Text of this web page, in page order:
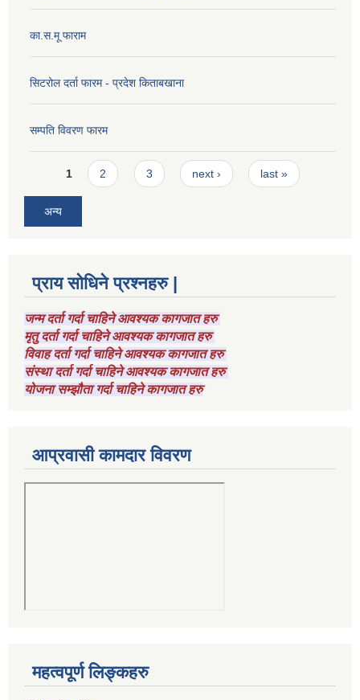
का.स.मू फाराम
सिटरोल दर्ता फारम - प्रदेश किताबखाना
सम्पति विवरण फारम
Pages
1 2 3 next › last »
अन्य
प्राय सोधिने प्रश्नहरु |
जन्म दर्ता गर्दा चाहिने आवश्यक कागजात हरु
मृतु दर्ता गर्दा चाहिने आवश्यक कागजात हरु
विवाह दर्ता गर्दा चाहिने आवश्यक कागजात हरु
संस्था दर्ता गर्दा चाहिने आवश्यक कागजात हरु
योजना सम्झौता गर्दा चाहिने कागजात हरु
आप्रवासी कामदार विवरण
महत्वपूर्ण लिङ्कहरु